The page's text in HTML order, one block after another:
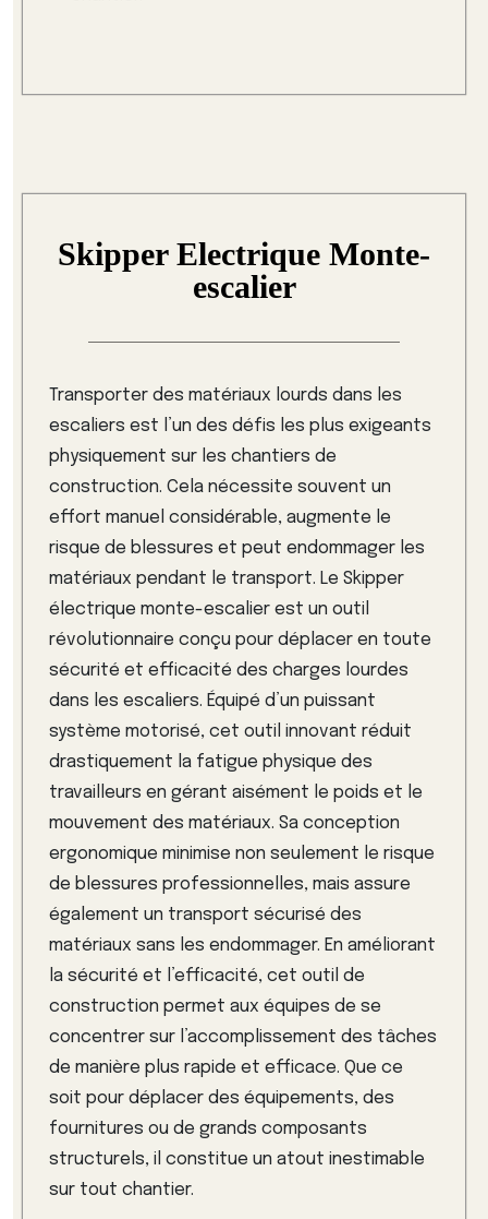
Skipper Electrique Monte-
escalier
Transporter des matériaux lourds dans les
escaliers est l’un des défis les plus exigeants
physiquement sur les chantiers de
construction. Cela nécessite souvent un
effort manuel considérable, augmente le
risque de blessures et peut endommager les
matériaux pendant le transport. Le Skipper
électrique monte-escalier est un outil
révolutionnaire conçu pour déplacer en toute
sécurité et efficacité des charges lourdes
dans les escaliers. Équipé d’un puissant
système motorisé, cet outil innovant réduit
drastiquement la fatigue physique des
travailleurs en gérant aisément le poids et le
mouvement des matériaux. Sa conception
ergonomique minimise non seulement le risque
de blessures professionnelles, mais assure
également un transport sécurisé des
matériaux sans les endommager. En améliorant
la sécurité et l’efficacité, cet outil de
construction permet aux équipes de se
concentrer sur l’accomplissement des tâches
de manière plus rapide et efficace. Que ce
soit pour déplacer des équipements, des
fournitures ou de grands composants
structurels, il constitue un atout inestimable
sur tout chantier.